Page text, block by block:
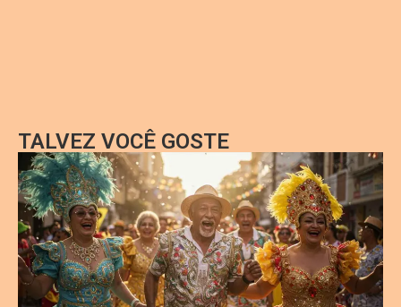
TALVEZ VOCÊ GOSTE